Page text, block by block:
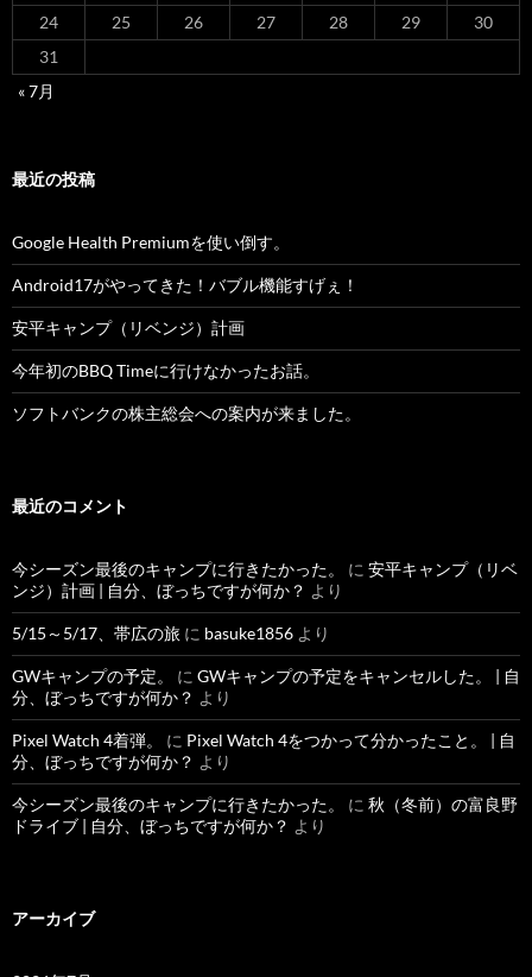
24
25 26 27 28 29
30
31
« 7月
最近の投稿
Google Health Premiumを使い倒す。
Android17がやってきた！バブル機能すげぇ！
安平キャンプ（リベンジ）計画
今年初のBBQ Timeに行けなかったお話。
ソフトバンクの株主総会への案内が来ました。
最近のコメント
今シーズン最後のキャンプに行きたかった。 に 安平キャンプ（リベ
ンジ）計画 | 自分、ぼっちですが何か？ より
5/15～5/17、帯広の旅 に basuke1856 より
GWキャンプの予定。 に GWキャンプの予定をキャンセルした。 | 自
分、ぼっちですが何か？ より
Pixel Watch 4着弾。 に Pixel Watch 4をつかって分かったこと。 | 自
分、ぼっちですが何か？ より
今シーズン最後のキャンプに行きたかった。 に 秋（冬前）の富良野
ドライブ | 自分、ぼっちですが何か？ より
アーカイブ